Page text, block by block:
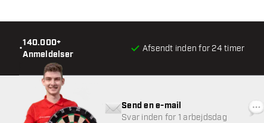
•
140.000+
Anmeldelser
Afsendt inden for 24 timer
Send en e-mail
Svar inden for 1 arbejdsdag